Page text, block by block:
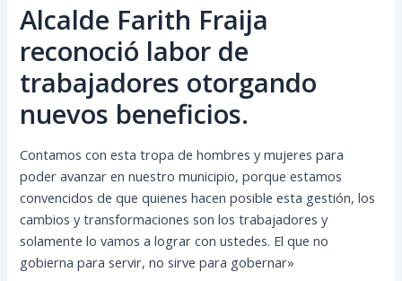
Alcalde Farith Fraija
reconoció labor de
trabajadores otorgando
nuevos beneficios.
Contamos con esta tropa de hombres y mujeres para
poder avanzar en nuestro municipio, porque estamos
convencidos de que quienes hacen posible esta gestión, los
cambios y transformaciones son los trabajadores y
solamente lo vamos a lograr con ustedes. El que no
gobierna para servir, no sirve para gobernar»